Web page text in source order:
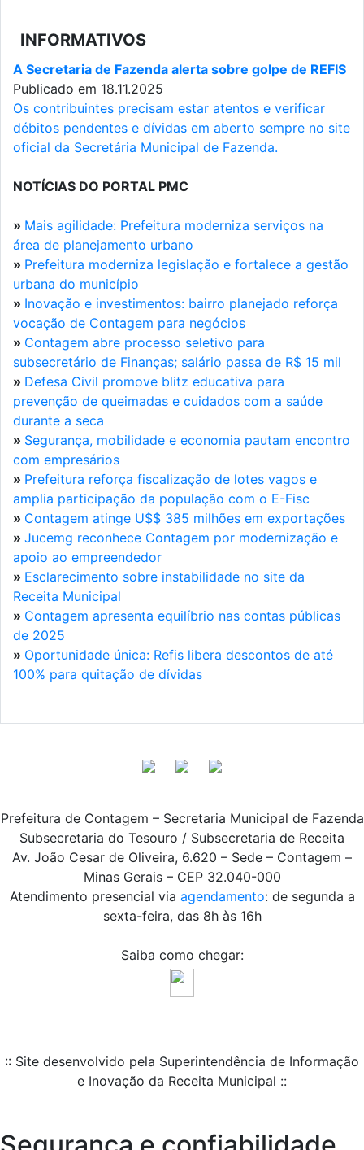
INFORMATIVOS
A Secretaria de Fazenda alerta sobre golpe de REFIS
Publicado em 18.11.2025
Os contribuintes precisam estar atentos e verificar
débitos pendentes e dívidas em aberto sempre no site
oficial da Secretária Municipal de Fazenda.
NOTÍCIAS DO PORTAL PMC
» Mais agilidade: Prefeitura moderniza serviços na
área de planejamento urbano
» Prefeitura moderniza legislação e fortalece a gestão
urbana do município
» Inovação e investimentos: bairro planejado reforça
vocação de Contagem para negócios
» Contagem abre processo seletivo para
subsecretário de Finanças; salário passa de R$ 15 mil
» Defesa Civil promove blitz educativa para
prevenção de queimadas e cuidados com a saúde
durante a seca
» Segurança, mobilidade e economia pautam encontro
com empresários
» Prefeitura reforça fiscalização de lotes vagos e
amplia participação da população com o E-Fisc
» Contagem atinge U$$ 385 milhões em exportações
» Jucemg reconhece Contagem por modernização e
apoio ao empreendedor
» Esclarecimento sobre instabilidade no site da
Receita Municipal
» Contagem apresenta equilíbrio nas contas públicas
de 2025
» Oportunidade única: Refis libera descontos de até
100% para quitação de dívidas
Prefeitura de Contagem – Secretaria Municipal de Fazenda
Subsecretaria do Tesouro / Subsecretaria de Receita
Av. João Cesar de Oliveira, 6.620 – Sede – Contagem –
Minas Gerais – CEP 32.040-000
Atendimento presencial via agendamento: de segunda a
sexta-feira, das 8h às 16h
Saiba como chegar:
:: Site desenvolvido pela Superintendência de Informação
e Inovação da Receita Municipal ::